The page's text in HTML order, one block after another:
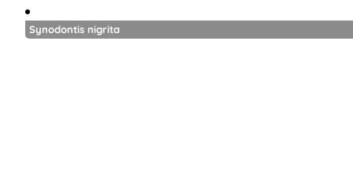
Synodontis nigrita